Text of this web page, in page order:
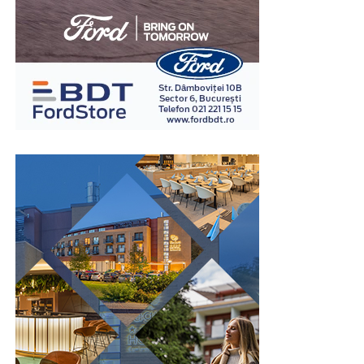
Pentru initiati…cine este personajul/prieten de langa
Volosevici, din ce servicii a facut parte si finul carui sef
de Sector –Securitate Economica din SRI Prahova este
acesta?…Si, nu ne referim de la sereistii/prieteni de la
fostul loc de munca- Conpet SA Ploiesti…
Fostul primar al Timișoarei, Gheorghe Ciuhandu, a
fost găsit vinovat de abuz în serviciu de către
Curtea de Apel Timișoara și condamnat la trei ani de
În cadrul examinării, specialistul formulează întrebări
relevante pentru situația investigată și analizează
răspunsurile împreună cu reacțiile fiziologice
înregistrate. Interpretarea rezultatelor este realizată în
baza unor metode și protocoale specifice, de către
examinatori instruiți în acest domeniu.
subiective, examinarea poligraf urmărește indicatori
fiziologici măsurabili, ceea ce oferă un grad suplimentar
de obiectivitate în procesul de evaluare. Din acest motiv,
testul este utilizat în numeroase contexte, inclusiv în
investigații interne, procese de selecție pentru anumite
funcții sensibile sau verificarea unor declarații în cadrul
unor anchete.
Este important de înțeles că rezultatul unui test
poligraf trebuie interpretat în contextul întregii situații
și al celorlalte informații disponibile. Tocmai această